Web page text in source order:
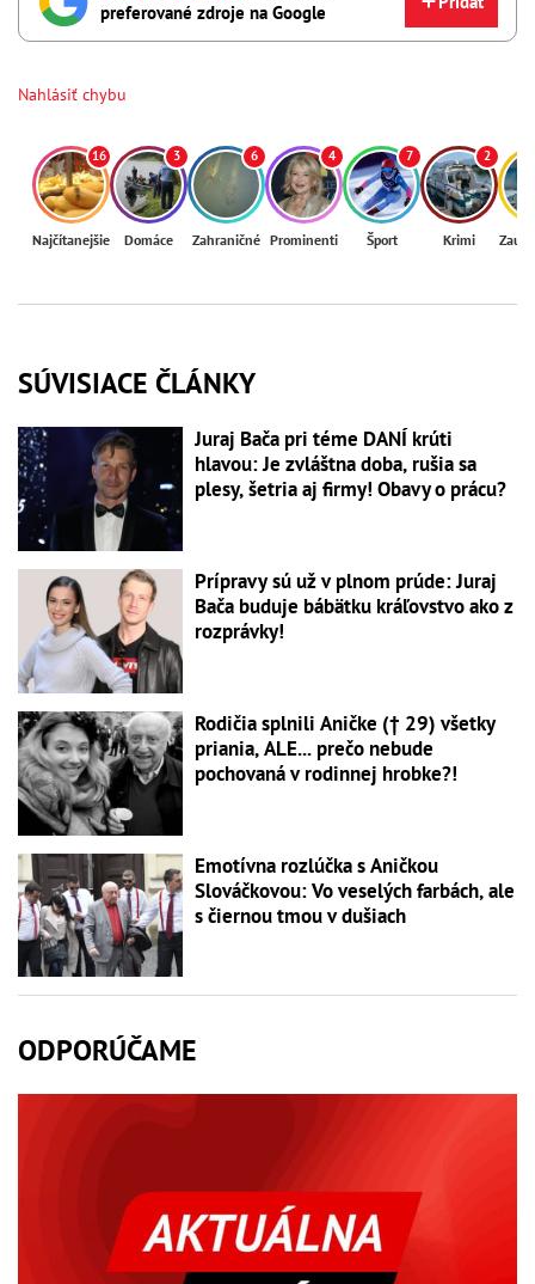
preferované zdroje na Google
Nahlásiť chybu
16
Najčítanejšie
3
Domáce
6
Zahraničné
4
Prominenti
7
Šport
2
Krimi
SÚVISIACE ČLÁNKY
Juraj Bača pri téme DANÍ krúti
hlavou: Je zvláštna doba, rušia sa
plesy, šetria aj firmy! Obavy o prácu?
Prípravy sú už v plnom prúde: Juraj
Bača buduje bábätku kráľovstvo ako z
rozprávky!
Rodičia splnili Aničke († 29) všetky
priania, ALE... prečo nebude
pochovaná v rodinnej hrobke?!
Emotívna rozlúčka s Aničkou
Slováčkovou: Vo veselých farbách, ale
s čiernou tmou v dušiach
ODPORÚČAME